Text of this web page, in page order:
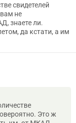
свидетелей
не
знаете ли.
да кстати, а им
Это ж